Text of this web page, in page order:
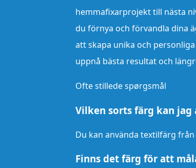
hemmafixarprojekt till nästa
du förnya och förvandla dina
att skapa unika och
uppnå bästa resultat och
Ofte stillede spørgsmål
Vilken sorts färg kan
Du kan använda textilfärg
Finns det färg för att